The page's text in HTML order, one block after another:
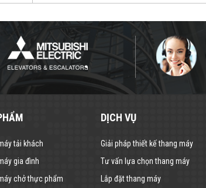
tải khách
gia đình
chở thực phẩm
DỊCH VỤ
Giải pháp thiết kế thang máy
Tư vấn lựa chọn thang máy
Lắp đặt thang máy